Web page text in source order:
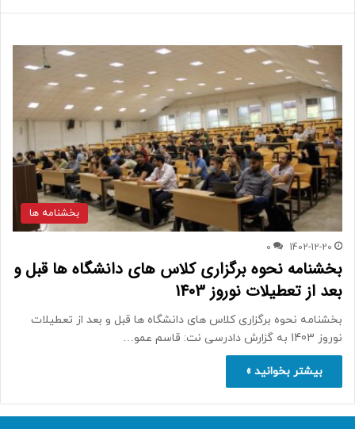
بخشنامه ها
1402-12-20
0
بخشنامه نحوه برگزاری کلاس های دانشگاه ها قبل و
بعد از تعطیلات نوروز 1403
بخشنامه نحوه برگزاری کلاس های دانشگاه ها قبل و بعد از تعطیلات
نوروز 1403 به گزارش دادرسی نت: قاسم عمو…
بیشتر بخوانید »